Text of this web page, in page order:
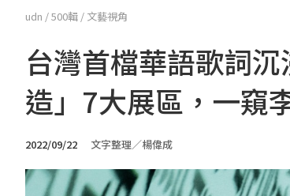
udn /500輯 / 文藝視角
台灣首檔華語歌詞
造」7大展區，一窺
2022/09/22 文字整理／楊偉成